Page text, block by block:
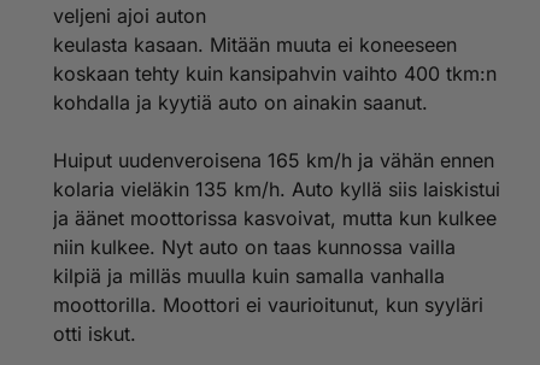
veljeni ajoi auton
keulasta kasaan. Mitään muuta ei koneeseen
koskaan tehty kuin kansipahvin vaihto 400 tkm:n
kohdalla ja kyytiä auto on ainakin saanut.
Huiput uudenveroisena 165 km/h ja vähän ennen
kolaria vieläkin 135 km/h. Auto kyllä siis laiskistui
ja äänet moottorissa kasvoivat, mutta kun kulkee
niin kulkee. Nyt auto on taas kunnossa vailla
kilpiä ja milläs muulla kuin samalla vanhalla
moottorilla. Moottori ei vaurioitunut, kun syyläri
otti iskut.